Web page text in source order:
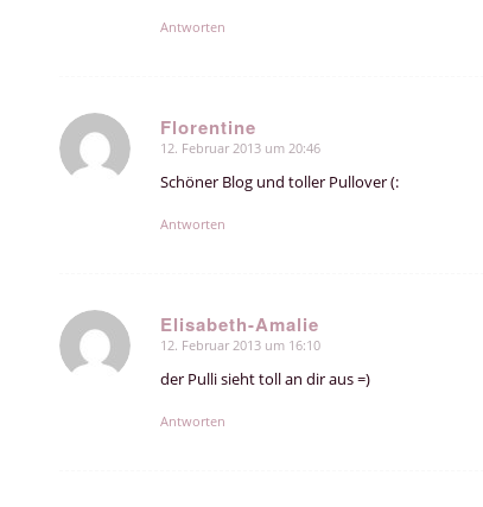
Antworten
Florentine
sagte:
12. Februar 2013 um 20:46
Schöner Blog und toller Pullover (:
Antworten
Elisabeth-Amalie
sagte:
12. Februar 2013 um 16:10
der Pulli sieht toll an dir aus =)
Antworten